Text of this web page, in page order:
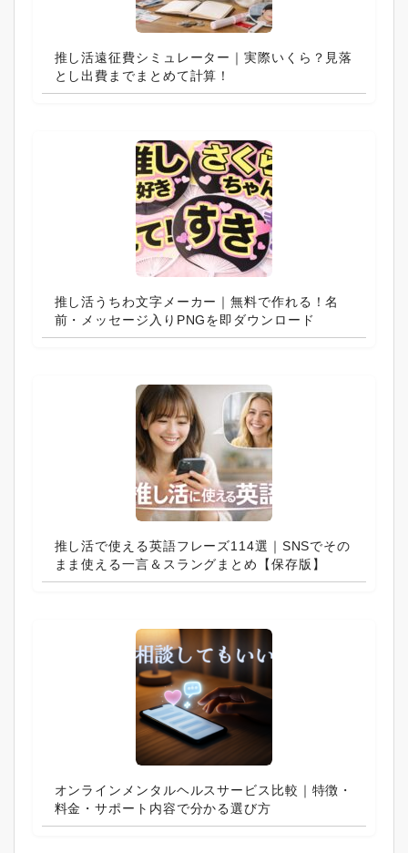
推し活遠征費シミュレーター｜実際いくら？見落
とし出費までまとめて計算！
推し活うちわ文字メーカー｜無料で作れる！名
前・メッセージ入りPNGを即ダウンロード
推し活で使える英語フレーズ114選｜SNSでその
まま使える一言＆スラングまとめ【保存版】
オンラインメンタルヘルスサービス比較｜特徴・
料金・サポート内容で分かる選び方